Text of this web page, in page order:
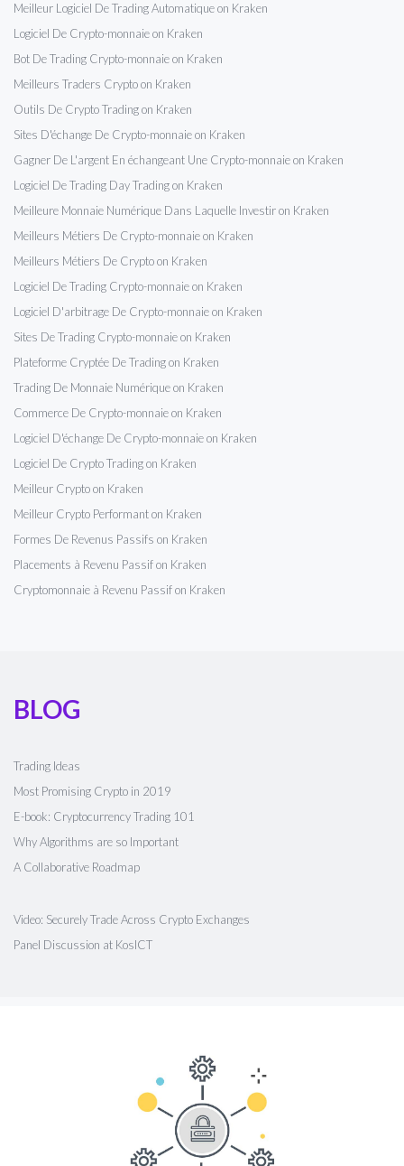
Meilleur Logiciel De Trading Automatique on Kraken
Logiciel De Crypto-monnaie on Kraken
Bot De Trading Crypto-monnaie on Kraken
Meilleurs Traders Crypto on Kraken
Outils De Crypto Trading on Kraken
Sites D'échange De Crypto-monnaie on Kraken
Gagner De L'argent En échangeant Une Crypto-monnaie on Kraken
Logiciel De Trading Day Trading on Kraken
Meilleure Monnaie Numérique Dans Laquelle Investir on Kraken
Meilleurs Métiers De Crypto-monnaie on Kraken
Meilleurs Métiers De Crypto on Kraken
Logiciel De Trading Crypto-monnaie on Kraken
Logiciel D'arbitrage De Crypto-monnaie on Kraken
Sites De Trading Crypto-monnaie on Kraken
Plateforme Cryptée De Trading on Kraken
Trading De Monnaie Numérique on Kraken
Commerce De Crypto-monnaie on Kraken
Logiciel D'échange De Crypto-monnaie on Kraken
Logiciel De Crypto Trading on Kraken
Meilleur Crypto on Kraken
Meilleur Crypto Performant on Kraken
Formes De Revenus Passifs on Kraken
Placements à Revenu Passif on Kraken
Cryptomonnaie à Revenu Passif on Kraken
BLOG
Trading Ideas
Most Promising Crypto in 2019
E-book: Cryptocurrency Trading 101
Why Algorithms are so Important
A Collaborative Roadmap
Video: Securely Trade Across Crypto Exchanges
Panel Discussion at KosICT